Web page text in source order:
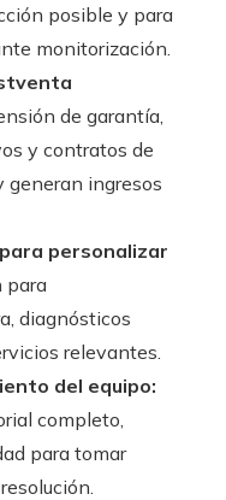
posible y para
monitorización.
de garantía,
y contratos de
generan ingresos
personalizar
para
diagnósticos
relevantes.
del equipo:
completo,
para tomar